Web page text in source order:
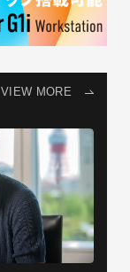
VIEW MORE